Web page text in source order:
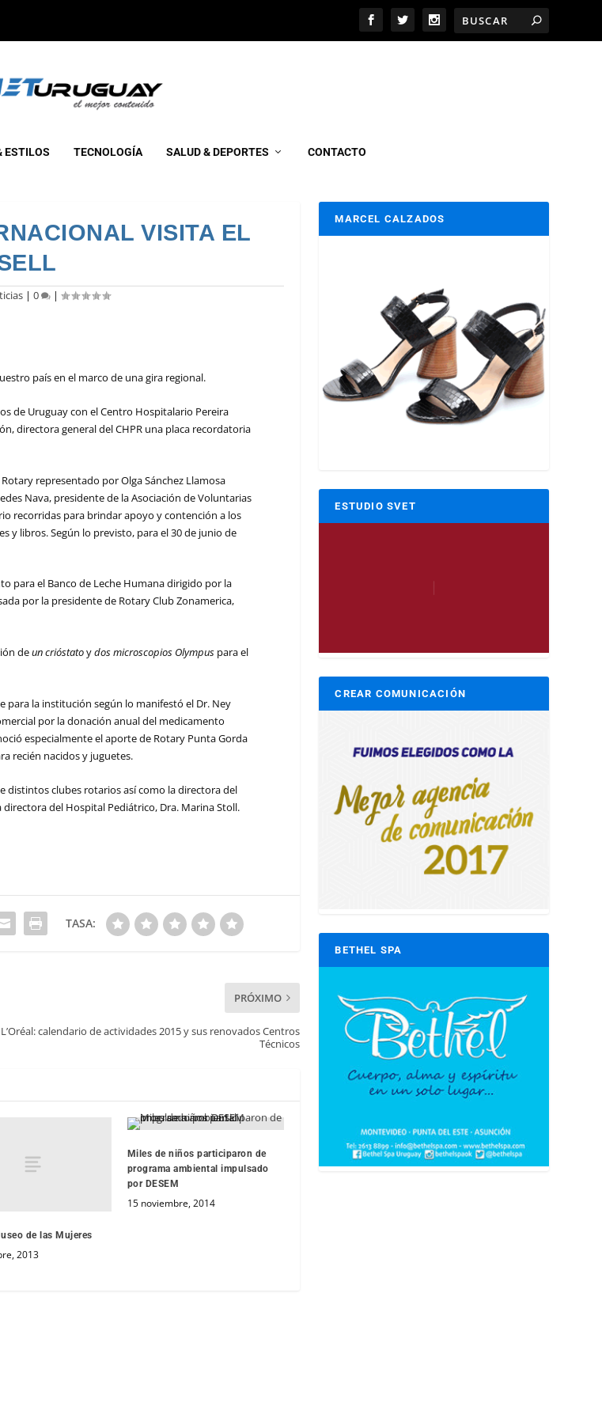
ESTILOS TECNOLOGÍA SALUD & DEPORTES CONTACTO
VISITA EL
|0 |
país en el marco de una gira regional.
de Uruguay con el Centro Hospitalario Pereira
directora general del CHPR una placa recordatoria
representado por Olga Sánchez Llamosa
Nava, presidente de la Asociación de Voluntarias
recorridas para brindar apoyo y contención a los
y libros. Según lo previsto, para el 30 de junio de
para el Banco de Leche Humana dirigido por la
por la presidente de Rotary Club Zonamerica,
deun crióstatoydos microscopios Olympus para el
para la institución según lo manifestó el Dr. Ney
por la donación anual del medicamento
especialmente el aporte de Rotary Punta Gorda
recién nacidos y juguetes.
distintos clubes rotarios así como la directora del
directora del Hospital Pediátrico, Dra. Marina Stoll.
TASA:
PRÓXIMO
L’Oréal: calendario de actividades 2015 y sus renovados Centros
Técnicos
de las Mujeres
2013
Miles de niños participaron de
programa ambiental impulsado
por DESEM
15 noviembre, 2014
MARCEL CALZADOS
ESTUDIO SVET
CREAR COMUNICACIÓN
BETHEL SPA